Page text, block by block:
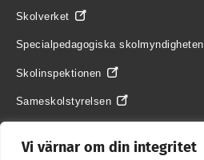
Vi värnar om din integritet
Skolverket
Specialpedagogiska skolmyndigheten
Skolinspektionen
Sameskolstyrelsen